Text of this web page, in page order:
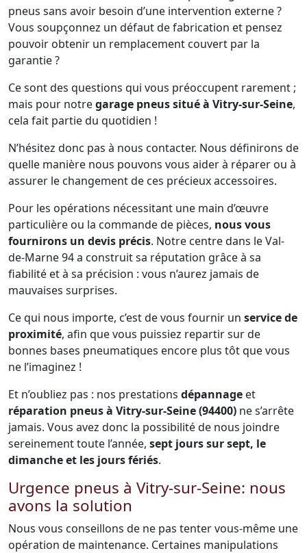
pneus sans avoir besoin d’une intervention externe ?
Vous soupçonnez un défaut de fabrication et pensez
pouvoir obtenir un remplacement couvert par la
garantie ?
Ce sont des questions qui vous préoccupent rarement ;
mais pour notregarage pneus situé à Vitry-sur-Seine,
cela fait partie du quotidien !
N’hésitez donc pas à nous contacter. Nous définirons de
quelle manière nous pouvons vous aider à réparer ou à
assurer le changement de ces précieux accessoires.
Pour les opérations nécessitant une main d’œuvre
particulière ou la commande de pièces, nous vous
fournirons un devis précis. Notre centre dans le Val-
de-Marne 94 a construit sa réputation grâce à sa
fiabilité et à sa précision : vous n’aurez jamais de
mauvaises surprises.
Ce qui nous importe, c’est de vous fournir un service de
proximité, afin que vous puissiez repartir sur de
bonnes bases pneumatiques encore plus tôt que vous
ne l’imaginez !
Et n’oubliez pas : nos prestations dépannage et
réparation pneus à Vitry-sur-Seine (94400) ne s’arrête
jamais. Vous avez donc la possibilité de nous joindre
sereinement toute l’année, sept jours sur sept, le
dimanche et les jours fériés.
Urgence pneus à Vitry-sur-Seine: nous
avons la solution
Nous vous conseillons de ne pas tenter vous-même une
opération de maintenance. Certaines manipulations